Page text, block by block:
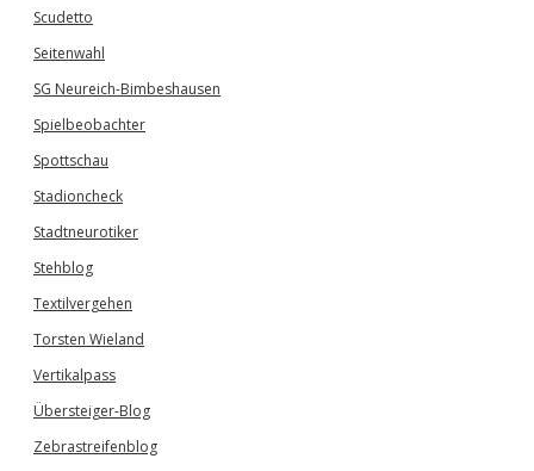
Scudetto
Seitenwahl
SG Neureich-Bimbeshausen
Spielbeobachter
Spottschau
Stadioncheck
Stadtneurotiker
Stehblog
Textilvergehen
Torsten Wieland
Vertikalpass
Übersteiger-Blog
Zebrastreifenblog